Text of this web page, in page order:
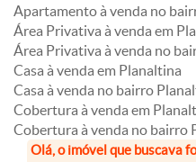
Apartamento à venda no
Área Privativa à venda em
Área Privativa à venda no
Casa à venda em Planaltina
Casa à venda no bairro
Cobertura à venda em
Cobertura à venda no bairro
Olá, o imóvel que buscava